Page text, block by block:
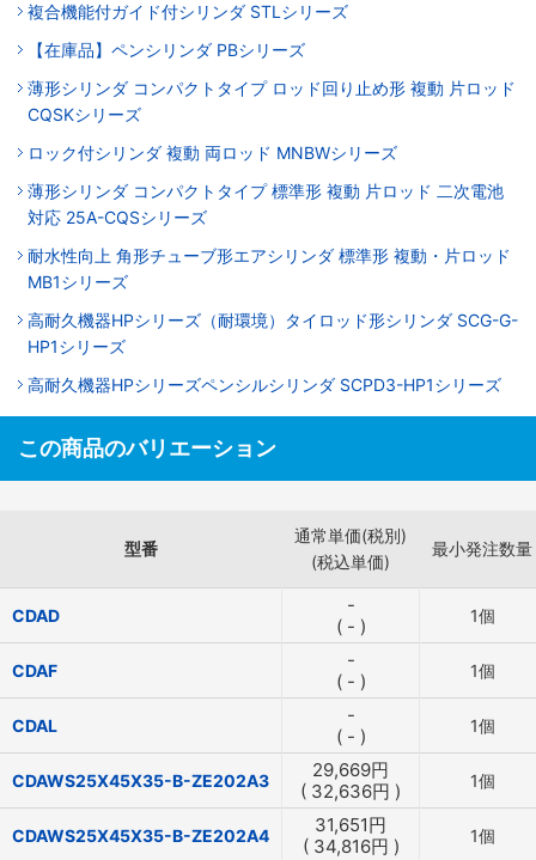
複合機能付ガイド付シリンダ STLシリーズ
【在庫品】ペンシリンダ PBシリーズ
薄形シリンダ コンパクトタイプ ロッド回り止め形 複動 片ロッド
CQSKシリーズ
ロック付シリンダ 複動 両ロッド MNBWシリーズ
薄形シリンダ コンパクトタイプ 標準形 複動 片ロッド 二次電池
対応 25A-CQSシリーズ
耐水性向上 角形チューブ形エアシリンダ 標準形 複動・片ロッド
MB1シリーズ
高耐久機器HPシリーズ（耐環境）タイロッド形シリンダ SCG-G-
HP1シリーズ
高耐久機器HPシリーズペンシルシリンダ SCPD3-HP1シリーズ
この商品のバリエーション
型番
通常単価(税別)
(税込単価)
最小発注数量
CDAD
-
( - ) 1個
CDAF
-
( - ) 1個
CDAL
-
( - ) 1個
CDAWS25X45X35-B-ZE202A3 29,669円
( 32,636円 ) 1個
CDAWS25X45X35-B-ZE202A4 31,651円
( 34,816円 ) 1個